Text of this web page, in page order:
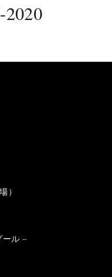
2020
）
ール –